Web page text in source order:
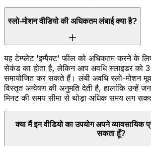
स्लो-मोशन वीडियो की अधिकतम लंबाई क्या है?
यह टेम्प्लेट 'इम्पैक्ट' फील को अधिकतम करने के
सेकंड का होता है, लेकिन आप अवधि स्लाइडर को
समायोजित कर सकते हैं। लंबी अवधि स्लो-मोशन
विस्तृत अन्वेषण की अनुमति देती है, हालांकि उन्हें
मिनट की समय सीमा से थोड़ा अधिक समय लग
क्या मैं इन वीडियो का उपयोग अपने
सकता हूँ?